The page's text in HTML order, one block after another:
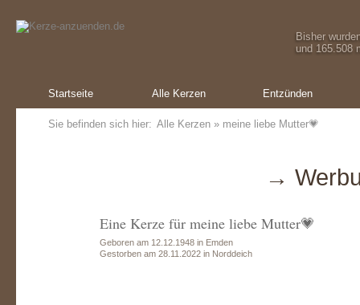
Bisher
und 165.508
Startseite Alle Kerzen Entzünden
Sie befinden sich hier: Alle Kerzen » meine liebe Mutter💗
→
Eine Kerze für meine liebe Mutter💗
Geboren am 12.12.1948 in Emden
Gestorben am 28.11.2022 in Norddeich